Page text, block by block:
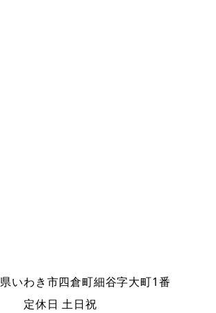
いわき市四倉町細谷字大町1番
定休日 土日祝